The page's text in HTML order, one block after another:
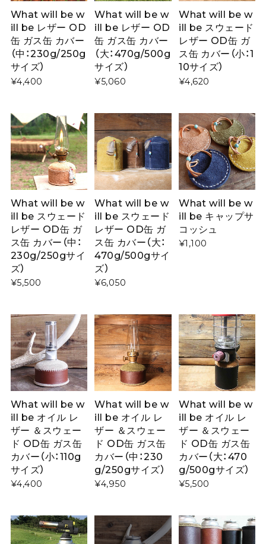
What will be w
ill be レザー OD
缶 ガス缶 カバー
（中：230g/250g
サイズ）
¥4,400
What will be w
ill be レザー OD
缶 ガス缶 カバー
（大：470g/500g
サイズ）
¥5,060
What will be w
ill be スウェード
レザー OD缶 ガ
ス缶 カバー（小：1
10サイズ）
¥4,620
What will be w
ill be スウェード
レザー OD缶 ガ
ス缶 カバー（中：
230g/250gサイ
ズ）
¥5,500
What will be w
ill be スウェード
レザー OD缶 ガ
ス缶 カバー（大：
470g/500gサイ
ズ）
¥6,050
What will be w
ill be キャップサ
コッシュ
¥1,100
What will be w
ill be オイル レ
ザー ＆スウェー
ド OD缶 ガス缶
カバー（小：110g
サイズ）
¥4,400
What will be w
ill be オイル レ
ザー ＆スウェー
ド OD缶 ガス缶
カバー（中：230
g/250gサイズ）
¥4,950
What will be w
ill be オイル レ
ザー ＆スウェー
ド OD缶 ガス缶
カバー（大：470
g/500gサイズ）
¥5,500